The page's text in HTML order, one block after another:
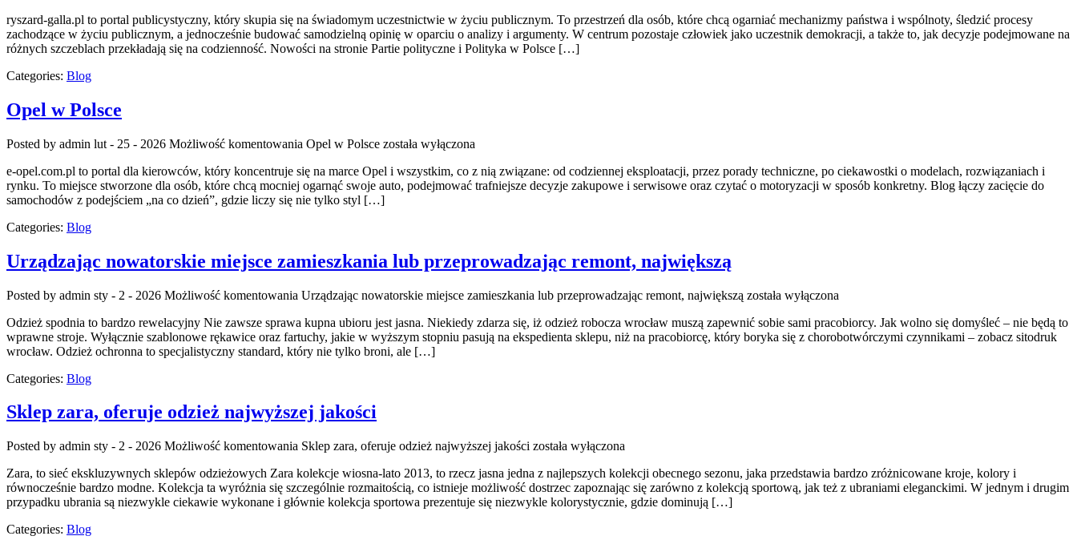
ryszard-galla.pl to portal publicystyczny, który skupia się na świadomym uczestnictwie w życiu publicznym. To przestrzeń dla osób, które chcą ogarniać mechanizmy państwa i wspólnoty, śledzić procesy
zachodzące w życiu publicznym, a jednocześnie budować samodzielną opinię w oparciu o analizy i argumenty. W centrum pozostaje człowiek jako uczestnik demokracji, a także to, jak decyzje podejmowane na
różnych szczeblach przekładają się na codzienność. Nowości na stronie Partie polityczne i Polityka w Polsce […]
Categories: Blog
Opel w Polsce
Posted by admin lut - 25 - 2026 Możliwość komentowania Opel w Polsce została wyłączona
e-opel.com.pl to portal dla kierowców, który koncentruje się na marce Opel i wszystkim, co z nią związane: od codziennej eksploatacji, przez porady techniczne, po ciekawostki o modelach, rozwiązaniach i
rynku. To miejsce stworzone dla osób, które chcą mocniej ogarnąć swoje auto, podejmować trafniejsze decyzje zakupowe i serwisowe oraz czytać o motoryzacji w sposób konkretny. Blog łączy zacięcie do
samochodów z podejściem „na co dzień”, gdzie liczy się nie tylko styl […]
Categories: Blog
Urządzając nowatorskie miejsce zamieszkania lub przeprowadzając remont, największą
Posted by admin sty - 2 - 2026 Możliwość komentowania Urządzając nowatorskie miejsce zamieszkania lub przeprowadzając remont, największą została wyłączona
Odzież spodnia to bardzo rewelacyjny Nie zawsze sprawa kupna ubioru jest jasna. Niekiedy zdarza się, iż odzież robocza wrocław muszą zapewnić sobie sami pracobiorcy. Jak wolno się domyśleć – nie będą to
wprawne stroje. Wyłącznie szablonowe rękawice oraz fartuchy, jakie w wyższym stopniu pasują na ekspedienta sklepu, niż na pracobiorcę, który boryka się z chorobotwórczymi czynnikami – zobacz sitodruk
wrocław. Odzież ochronna to specjalistyczny standard, który nie tylko broni, ale […]
Categories: Blog
Sklep zara, oferuje odzież najwyższej jakości
Posted by admin sty - 2 - 2026 Możliwość komentowania Sklep zara, oferuje odzież najwyższej jakości została wyłączona
Zara, to sieć ekskluzywnych sklepów odzieżowych Zara kolekcje wiosna-lato 2013, to rzecz jasna jedna z najlepszych kolekcji obecnego sezonu, jaka przedstawia bardzo zróżnicowane kroje, kolory i
równocześnie bardzo modne. Kolekcja ta wyróżnia się szczególnie rozmaitością, co istnieje możliwość dostrzec zapoznając się zarówno z kolekcją sportową, jak też z ubraniami eleganckimi. W jednym i drugim
przypadku ubrania są niezwykle ciekawie wykonane i głównie kolekcja sportowa prezentuje się niezwykle kolorystycznie, gdzie dominują […]
Categories: Blog